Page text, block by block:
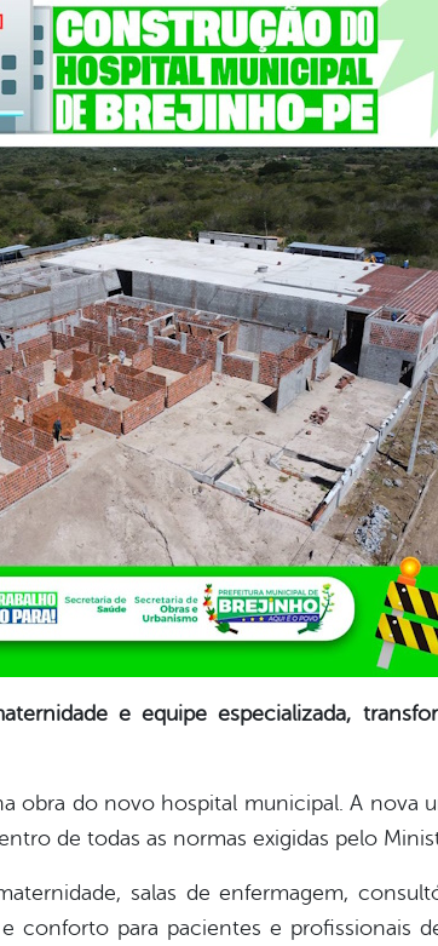
e equipe especializada,
obra do novo hospital municipal. A nova
de todas as normas exigidas pelo
salas de enfermagem,
conforto para pacientes e profissionais